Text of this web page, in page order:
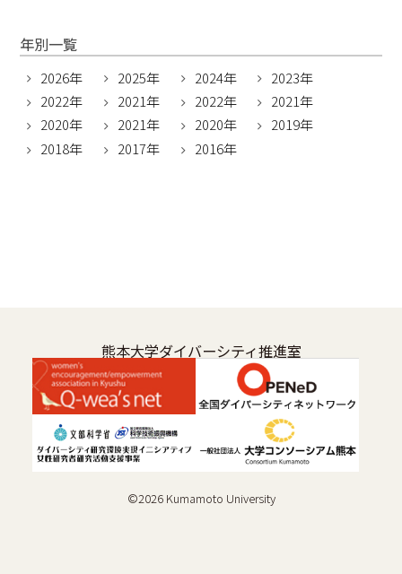
年別一覧
2026年 2025年 2024年
2023年
2022年
2021年 2022年
2021年
2020年
2021年 2020年
2019年
2018年
2017年 2016年
熊本大学ダイバーシティ推進室
©2026Kumamoto University